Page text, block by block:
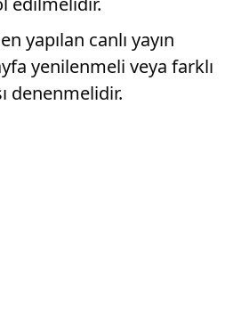
yapılan canlı yayın
yenilenmeli veya farklı
denenmelidir.